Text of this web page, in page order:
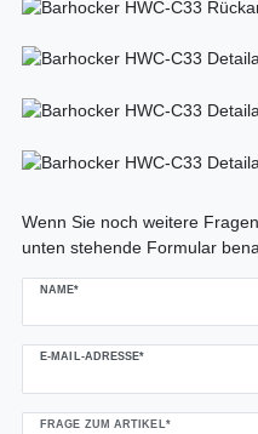
Wenn Sie noch weitere
unten stehende Formular
NAME*
E-MAIL-ADRESSE*
FRAGE ZUM ARTIKEL*